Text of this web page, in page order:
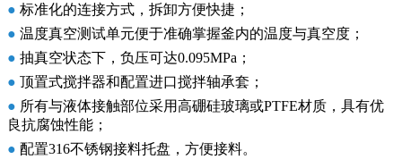
● 标准化的连接方式，拆卸方便快捷；
● 温度真空测试单元便于准确掌握釜内的温度与真空度；
● 抽真空状态下，负压可达0.095MPa；
● 顶置式搅拌器和配置进口搅拌轴承套；
● 所有与液体接触部位采用高硼硅玻璃或PTFE材质，具有优
良抗腐蚀性能；
● 配置316不锈钢接料托盘，方便接料。